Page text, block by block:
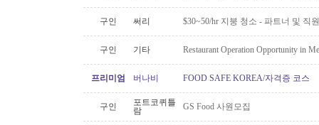
구인 써리 $30~50/hr 지붕 청소 - 파트너 및 직
구인 기타 Restaurant Operation Opportunity in
프리미엄 버나비 FOOD SAFE KOREA/자격증 코스
구인
포트코퀴틀
람
GS Food 사원모집